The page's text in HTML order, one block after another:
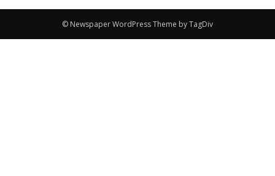
© Newspaper WordPress Theme by TagDiv